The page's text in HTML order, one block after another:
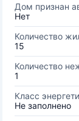
Дом признан
Нет
Количество
15
Количество
1
Класс
Не заполнено